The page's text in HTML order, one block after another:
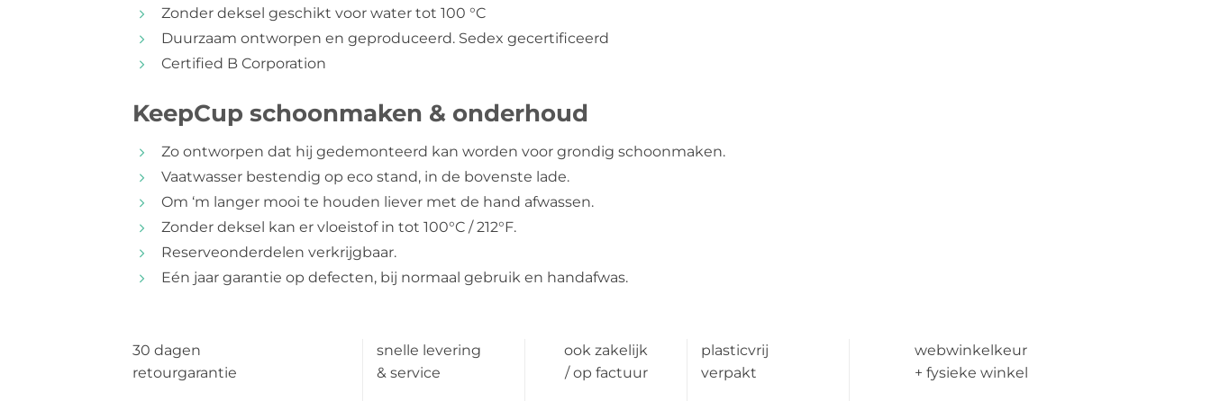
Zonder deksel geschikt voor water tot 100 °C
Duurzaam ontworpen en geproduceerd. Sedex gecertificeerd
Certified B Corporation
KeepCup schoonmaken & onderhoud
Zo ontworpen dat hij gedemonteerd kan worden voor grondig schoonmaken.
Vaatwasser bestendig op eco stand, in de bovenste lade.
Om ‘m langer mooi te houden liever met de hand afwassen.
Zonder deksel kan er vloeistof in tot 100°C / 212°F.
Reserveonderdelen verkrijgbaar.
Eén jaar garantie op defecten, bij normaal gebruik en handafwas.
30 dagen
retourgarantie
snelle levering
& service
ook zakelijk
/ op factuur
plasticvrij
verpakt
webwinkelkeur
+ fysieke winkel